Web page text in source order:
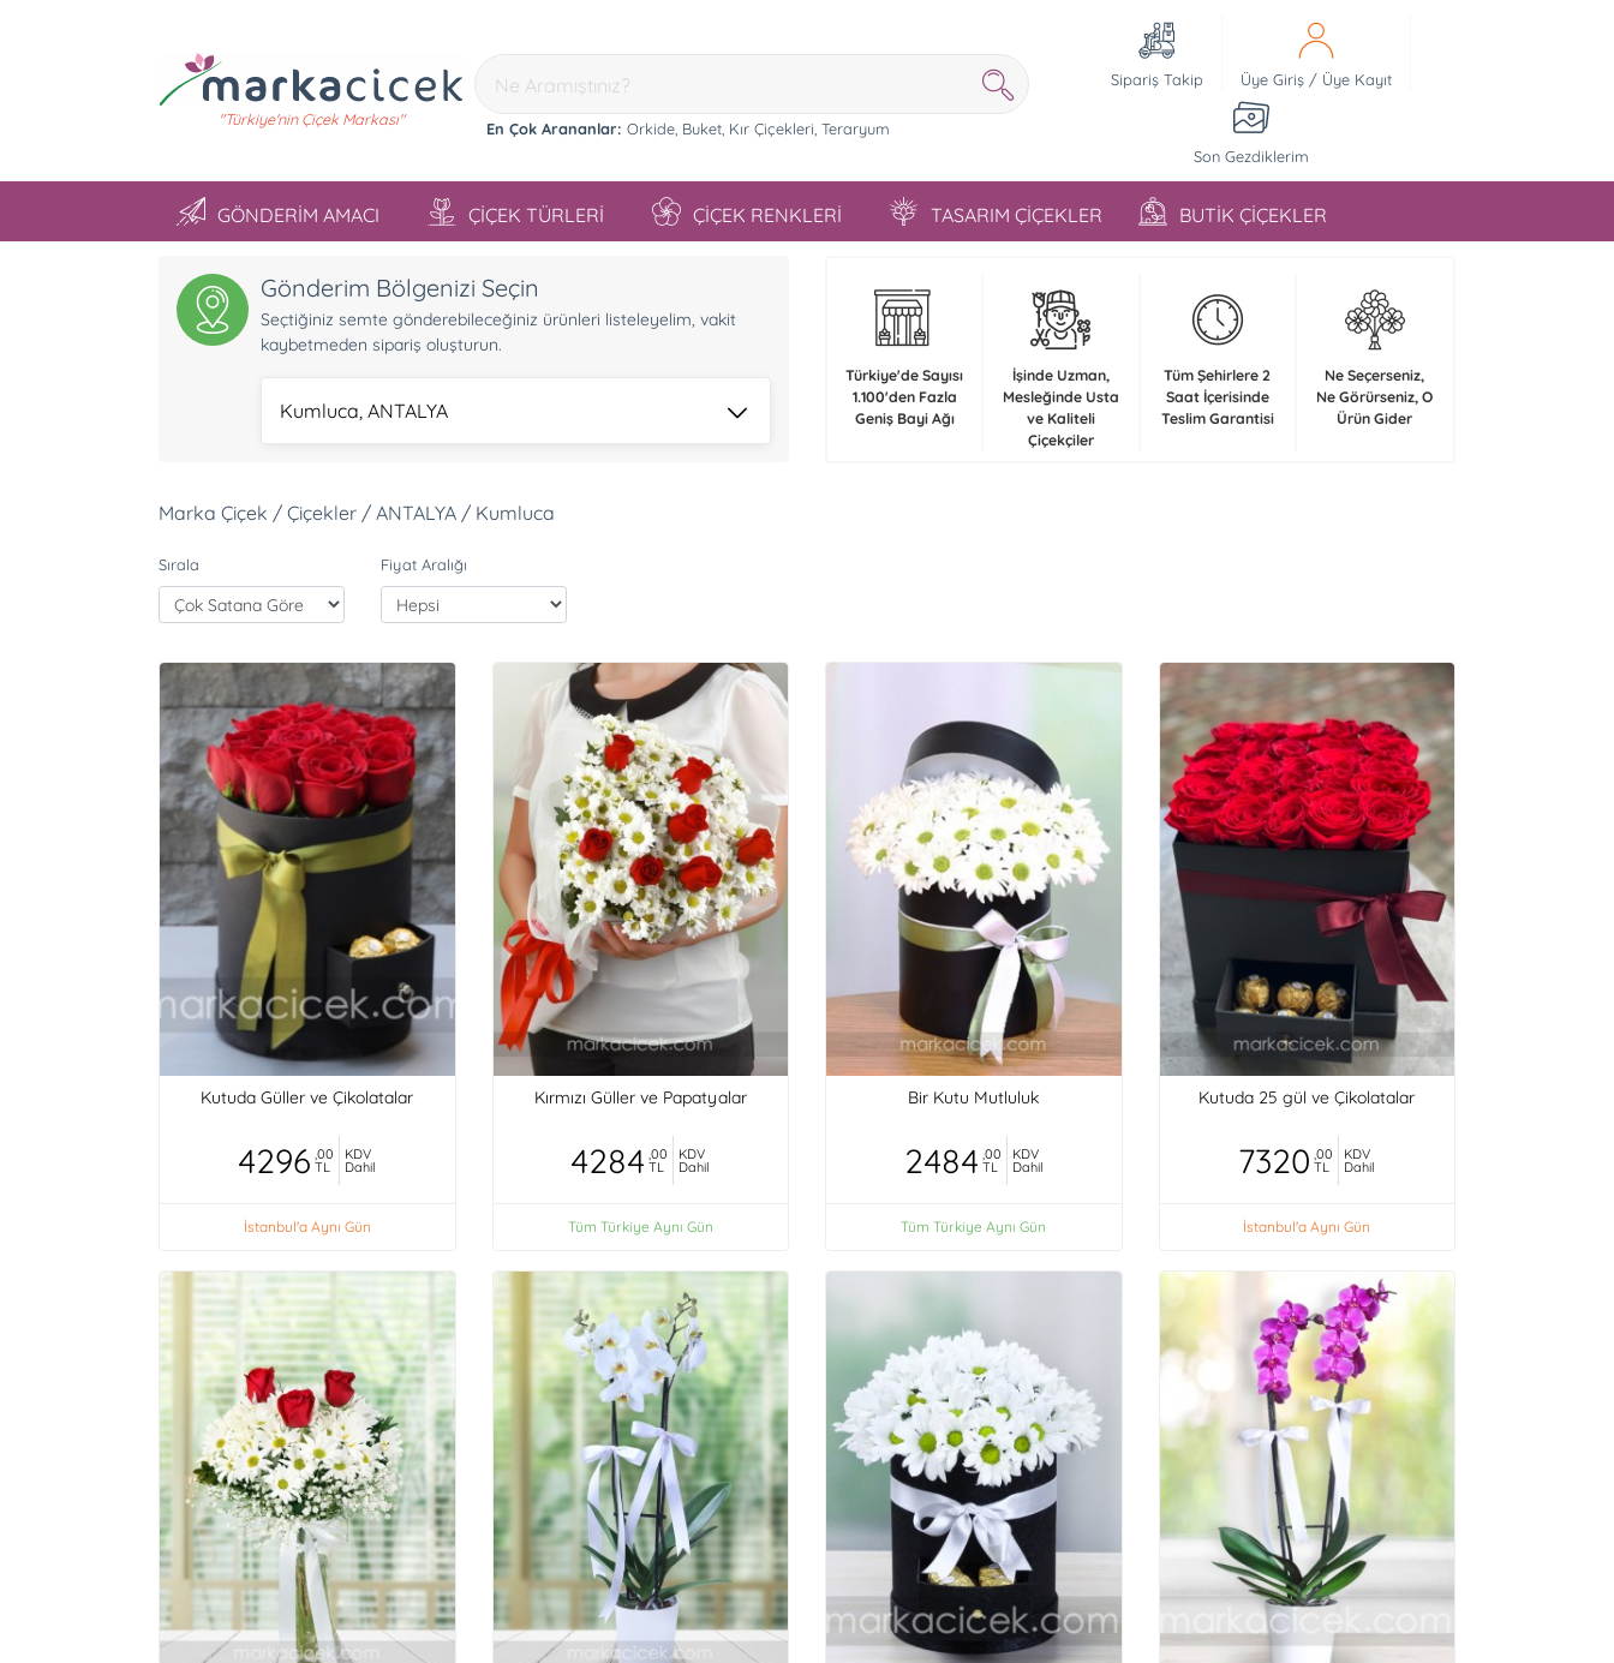
"Türkiye'nin Çiçek Markası" En Çok Arananlar: Orkide, Buket, Kır Çiçekleri, Teraryum
Sipariş Takip Üye Giriş/ Üye Kayıt
Son Gezdiklerim
GÖNDERİM AMACI ÇİÇEK TÜRLERİ ÇİÇEK RENKLERİ TASARIM ÇİÇEKLER BUTİK ÇİÇEKLER
Gönderim Bölgenizi Seçin
Seçtiğiniz semte gönderebileceğiniz ürünleri listeleyelim, vakit
kaybetmeden sipariş oluşturun.
Kumluca, ANTALYA
Türkiye'de Sayısı
1.100'den Fazla
Geniş Bayi Ağı
İşinde Uzman,
Mesleğinde Usta
ve Kaliteli
Çiçekçiler
Tüm Şehirlere 2
Saat İçerisinde
Teslim Garantisi
Ne Seçerseniz,
Ne Görürseniz, O
Ürün Gider
Marka Çiçek / Çiçekler / ANTALYA / Kumluca
Sırala Fiyat Aralığı
Kutuda Güller ve Çikolatalar
4296 ,00
TL
KDV
Dahil
İstanbul'a Aynı Gün
Kırmızı Güller ve Papatyalar
4284 ,00
TL
KDV
Dahil
Tüm Türkiye Aynı Gün
Bir Kutu Mutluluk
2484 ,00
TL
KDV
Dahil
Tüm Türkiye Aynı Gün
Kutuda 25 gül ve Çikolatalar
7320 ,00
TL
KDV
Dahil
İstanbul'a Aynı Gün